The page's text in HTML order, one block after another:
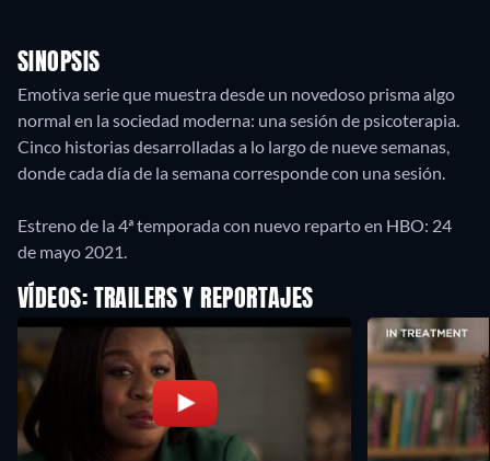
SINOPSIS
Emotiva serie que muestra desde un novedoso prisma algo
normal en la sociedad moderna: una sesión de psicoterapia.
Cinco historias desarrolladas a lo largo de nueve semanas,
donde cada día de la semana corresponde con una sesión.
Estreno de la 4ª temporada con nuevo reparto en HBO: 24
de mayo 2021.
VÍDEOS: TRAILERS Y REPORTAJES